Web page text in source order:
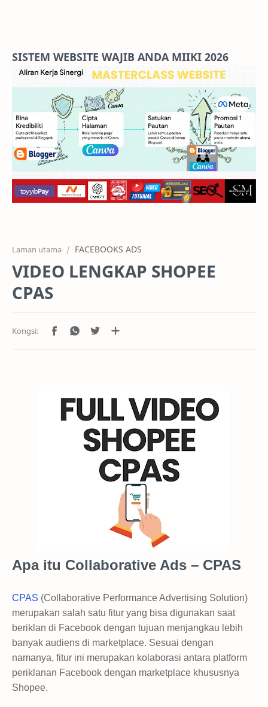
Features
Pricing
Services
RTL Mode
SISTEM WEBSITE WAJIB ANDA MIIKI 2026
Laman utama FACEBOOKS ADS
VIDEO LENGKAP SHOPEE
CPAS
Apa itu Collaborative Ads – CPAS
CPAS (Collaborative Performance Advertising Solution)
merupakan salah satu fitur yang bisa digunakan saat
beriklan di Facebook dengan tujuan menjangkau lebih
banyak audiens di marketplace. Sesuai dengan
namanya, fitur ini merupakan kolaborasi antara platform
periklanan Facebook dengan marketplace khususnya
Shopee.